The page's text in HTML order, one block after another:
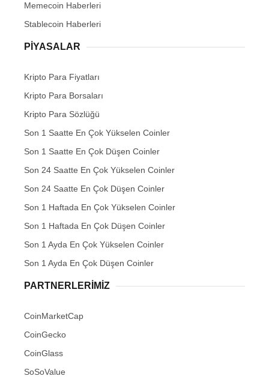
Memecoin Haberleri
Stablecoin Haberleri
PIYASALAR
Kripto Para Fiyatları
Kripto Para Borsaları
Kripto Para Sözlüğü
Son 1 Saatte En Çok Yükselen Coinler
Son 1 Saatte En Çok Düşen Coinler
Son 24 Saatte En Çok Yükselen Coinler
Son 24 Saatte En Çok Düşen Coinler
Son 1 Haftada En Çok Yükselen Coinler
Son 1 Haftada En Çok Düşen Coinler
Son 1 Ayda En Çok Yükselen Coinler
Son 1 Ayda En Çok Düşen Coinler
PARTNERLERIMIZ
CoinMarketCap
CoinGecko
CoinGlass
SoSoValue